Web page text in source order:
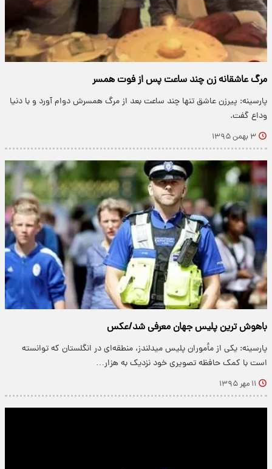
مرگ عاشقانه زن چند ساعت پس از فوت همسر
پارسینه: پیرزن عاشق تنها چند ساعت بعد از مرگ همسرش دوام آورد و با دنیا
وداع گفت.
۳ بهمن ۱۳۹۵
باهوش ترین پلیس جهان معرفی شد/عکس
پارسینه: یکی از مأموران پلیس میدلندز، منطقه‌ای در انگلستان که توانسته
است با کمک حافظه تصویری خود نزدیک به هزار…
۱۱ مهر ۱۳۹۵